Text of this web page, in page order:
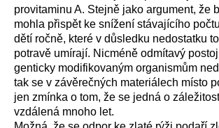
provitaminu A. Stejně jako argument, že
mohla přispět ke snížení stávajícího
dětí ročně, které v důsledku nedostatku
potravě umírají. Nicméně odmítavý
genticky modifikovaným organismům
tak se v závěrečných materiálech místo
jen zmínka o tom, že se jedná o
vzdálená mnoho let.